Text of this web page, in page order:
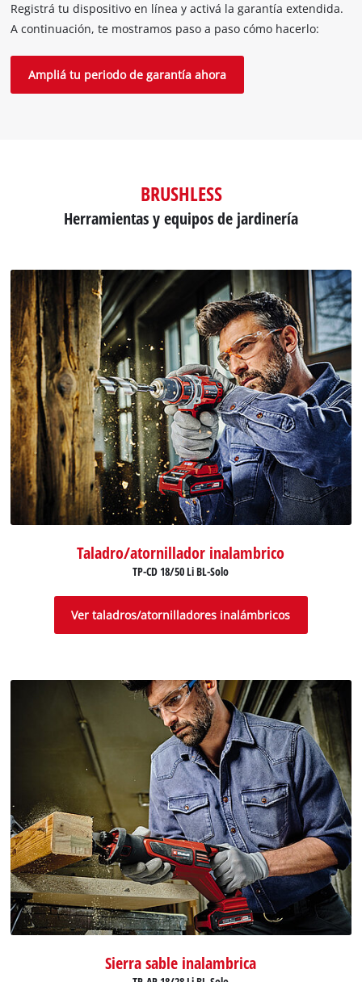
Registrá tu dispositivo en línea y activá la garantía extendida.
A continuación, te mostramos paso a paso cómo hacerlo:
Ampliá tu periodo de garantía ahora
BRUSHLESS
Herramientas y equipos de jardinería
Taladro/atornillador inalambrico
TP-CD 18/50 Li BL-Solo
Ver taladros/atornilladores inalámbricos
Sierra sable inalambrica